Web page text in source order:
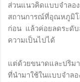
ส่วนแนวคิดแบบจำล
สถานการณ์ที่อุณหภูมิโ
ก่อน แล้วค่อยลดระดับ
ความเป็นไปได้
แต่ด้วยขนาดและปริม
ที่นำมาใช้ในแบบจำลอ